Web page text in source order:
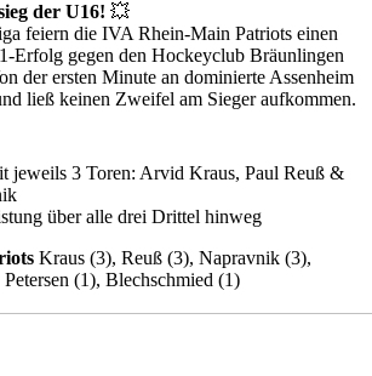
der U16! 💥
feiern die IVA Rhein-Main Patriots einen
Erfolg gegen den Hockeyclub Bräunlingen
der ersten Minute an dominierte Assenheim
ließ keinen Zweifel am Sieger aufkommen.
jeweils 3 Toren: Arvid Kraus, Paul Reuß &
über alle drei Drittel hinweg
Kraus (3), Reuß (3), Napravnik (3),
(1), Blechschmied (1)